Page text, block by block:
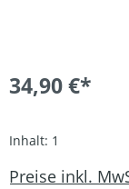
34,90 €*
Inhalt: 1
Preise inkl.